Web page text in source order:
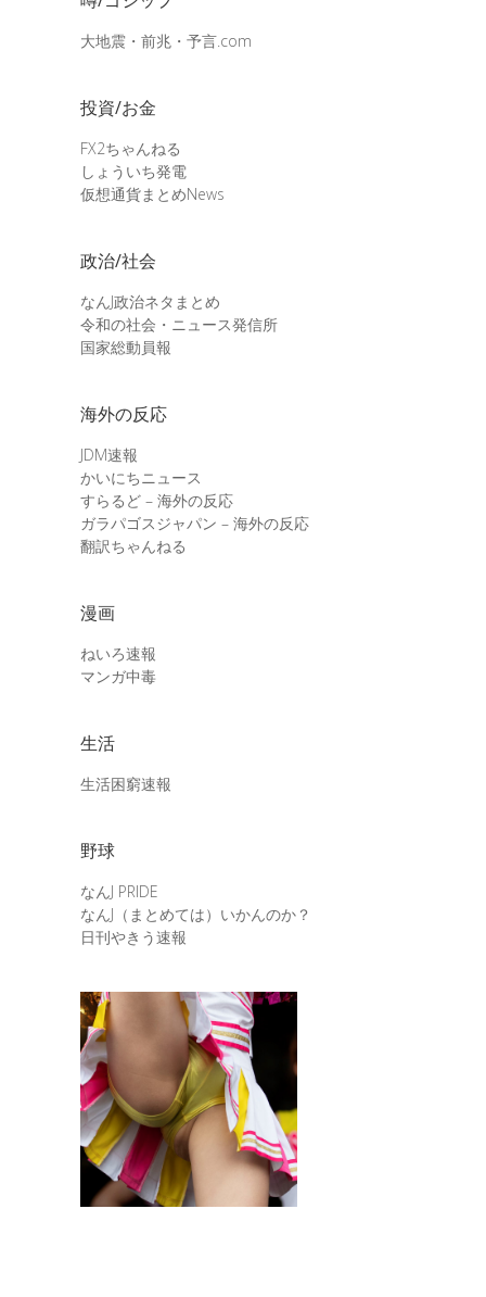
大地震・前兆・予言.com
投資/お金
FX2ちゃんねる
しょういち発電
仮想通貨まとめNews
政治/社会
なんJ政治ネタまとめ
令和の社会・ニュース発信所
国家総動員報
海外の反応
JDM速報
かいにちニュース
すらるど – 海外の反応
ガラパゴスジャパン – 海外の反応
翻訳ちゃんねる
漫画
ねいろ速報
マンガ中毒
生活
生活困窮速報
野球
なんJ PRIDE
なんJ（まとめては）いかんのか？
日刊やきう速報